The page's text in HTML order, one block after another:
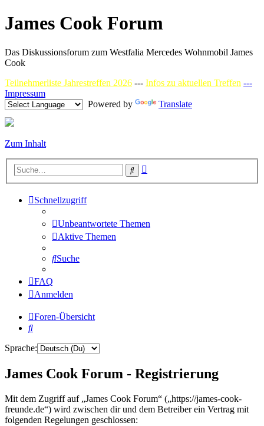
James Cook Forum
Das Diskussionsforum zum Westfalia Mercedes Wohnmobil James
Cook
Teilnehmerliste Jahrestreffen 2026 --- Infos zu aktuellen Treffen ---
Impressum
Powered by
Translate
Zum Inhalt
Suche
Schnellzugriff
Unbeantwortete Themen
Aktive Themen
Suche
FAQ
Anmelden
Foren-Übersicht
Suche
Sprache:
James Cook Forum - Registrierung
Mit dem Zugriff auf „James Cook Forum“ („https://james-cook-
freunde.de“) wird zwischen dir und dem Betreiber ein Vertrag mit
folgenden Regelungen geschlossen: